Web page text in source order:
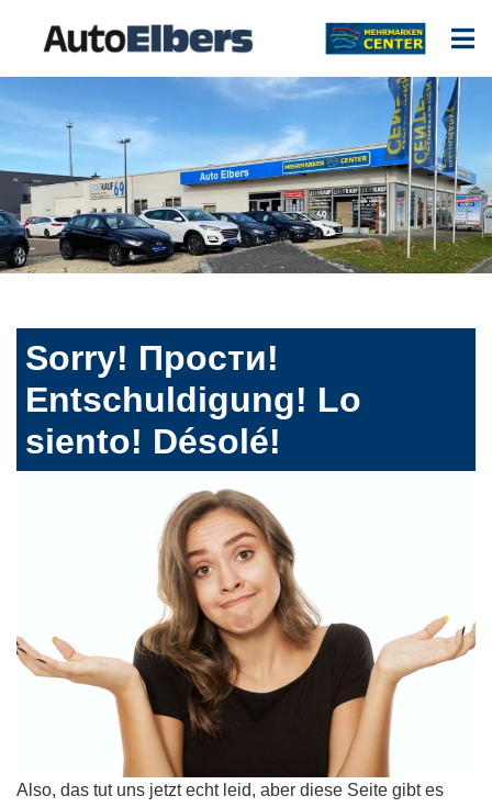
Sorry! Прости!
Entschuldigung! Lo
siento! Désolé!
Also, das tut uns jetzt echt leid, aber diese Seite gibt es